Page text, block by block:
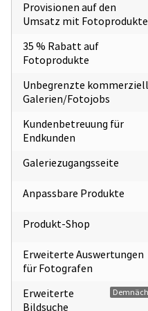
Provisionen auf den
Umsatz mit
35 % Rabatt auf
Fotoprodukte
Unbegrenzte
Galerien/Fotojobs
Kundenbetreuung für
Endkunden
Galeriezugangsseite
Anpassbare Produkte
Produkt-Shop
Erweiterte Auswertungen
für Fotografen
Erweiterte
Bildsuche